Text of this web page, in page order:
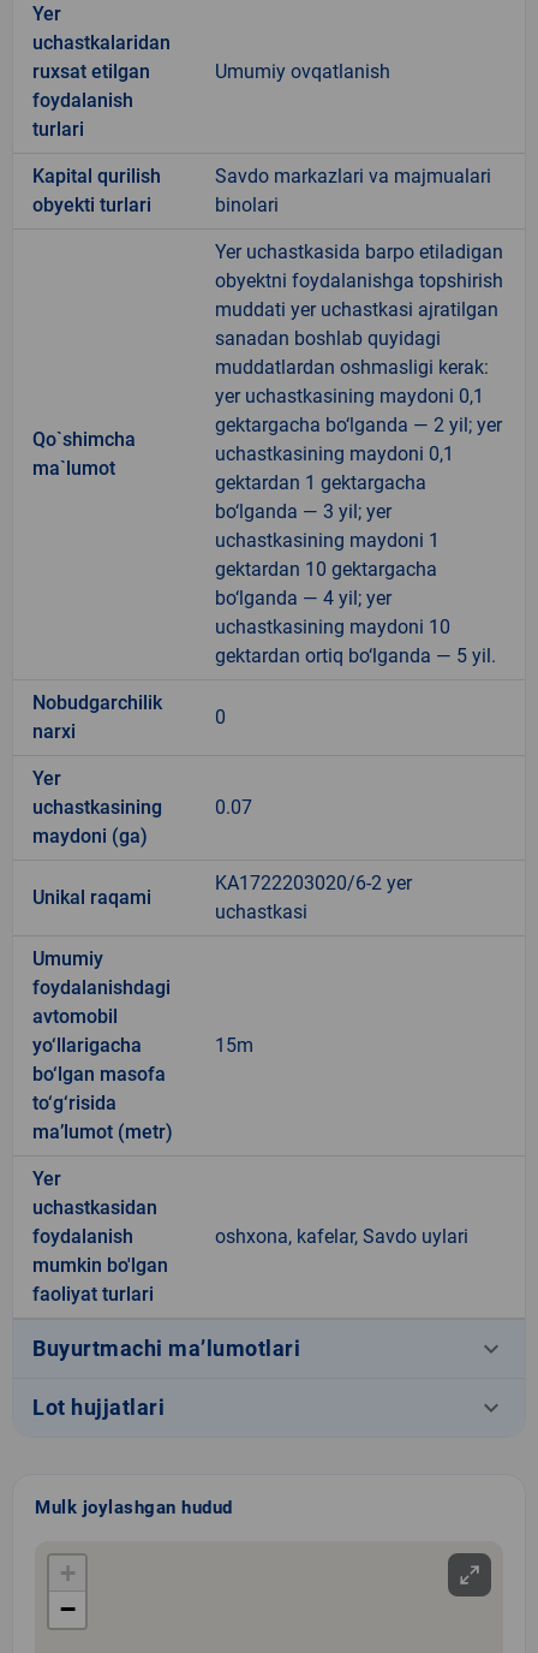
Yer
uchastkalaridan
ruxsat etilgan
foydalanish
turlari
Umumiy ovqatlanish
Kapital qurilish
obyekti turlari
Savdo markazlari va majmualari
binolari
Qo`shimcha
ma`lumot
Yer uchastkasida barpo etiladigan
obyektni foydalanishga topshirish
muddati yer uchastkasi ajratilgan
sanadan boshlab quyidagi
muddatlardan oshmasligi kerak:
yer uchastkasining maydoni 0,1
gektargacha bo‘lganda — 2 yil; yer
uchastkasining maydoni 0,1
gektardan 1 gektargacha
bo‘lganda — 3 yil; yer
uchastkasining maydoni 1
gektardan 10 gektargacha
bo‘lganda — 4 yil; yer
uchastkasining maydoni 10
gektardan ortiq bo‘lganda — 5 yil.
Nobudgarchilik
narxi
0
Yer
uchastkasining
maydoni (ga)
0.07
Unikal raqami
KA1722203020/6-2 yer
uchastkasi
Umumiy
foydalanishdagi
avtomobil
yo‘llarigacha
bo‘lgan masofa
to‘g‘risida
ma’lumot (metr)
15m
Yer
uchastkasidan
foydalanish
mumkin bo'lgan
faoliyat turlari
oshxona, kafelar, Savdo uylari
Buyurtmachi ma’lumotlari keyboard_arrow_down
Lot hujjatlari keyboard_arrow_down
Mulk joylashgan hudud
+
−